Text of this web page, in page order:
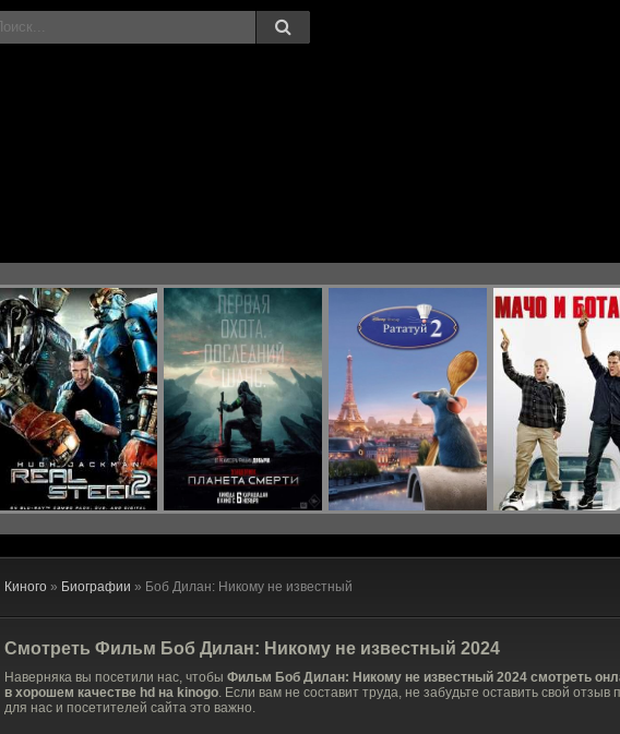
Киного » Биографии » Боб Дилан: Никому не известный
Смотреть Фильм Боб Дилан: Никому не известный 2024
Наверняка вы посетили нас, чтобы Фильм Боб Дилан: Никому не известный 2024 смотреть
в хорошем качестве hd на kinogo. Если вам не составит труда, не забудьте оставить свой отзыв
для нас и посетителей сайта это важно.